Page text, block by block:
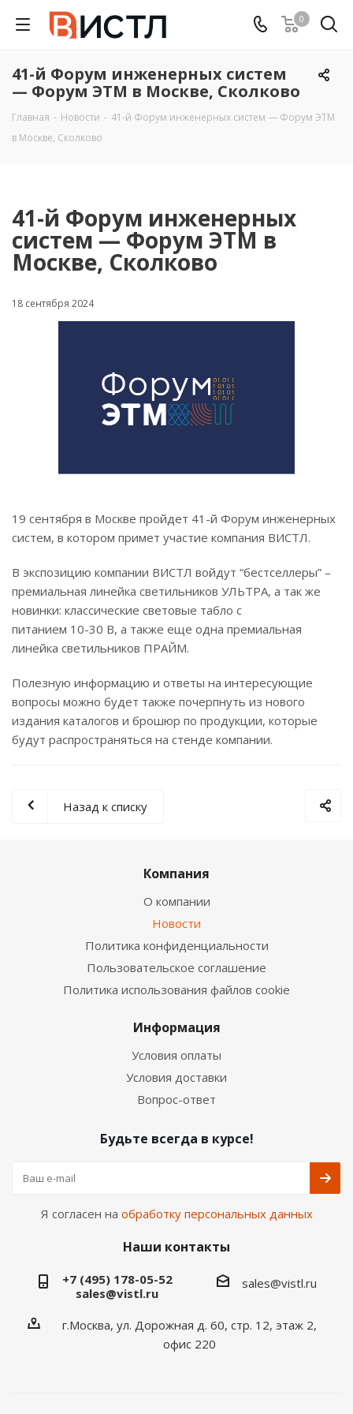
0
41-й Форум инженерных систем
— Форум ЭТМ в Москве, Сколково
Главная - Новости - 41-й Форум инженерных систем — Форум ЭТМ
в Москве, Сколково
41-й Форум инженерных
систем — Форум ЭТМ в
Москве, Сколково
18 сентября 2024
19 сентября в Москве пройдет 41-й Форум инженерных
систем, в котором примет участие компания ВИСТЛ.
В экспозицию компании ВИСТЛ войдут “бестселлеры” –
премиальная линейка светильников УЛЬТРА, а так же
новинки: классические световые табло с
питанием 10-30 В, а также еще одна премиальная
линейка светильников ПРАЙМ.
Полезную информацию и ответы на интересующие
вопросы можно будет также почерпнуть из нового
издания каталогов и брошюр по продукции, которые
будут распространяться на стенде компании.
Назад к списку
Компания
О компании
Новости
Политика конфиденциальности
Пользовательское соглашение
Политика использования файлов cookie
Информация
Условия оплаты
Условия доставки
Вопрос-ответ
Будьте всегда в курсе!
Я согласен на обработку персональных данных
Наши контакты
+7 (495) 178-05-52
sales@vistl.ru
sales@vistl.ru
г.Москва, ул. Дорожная д. 60, стр. 12, этаж 2,
офис 220